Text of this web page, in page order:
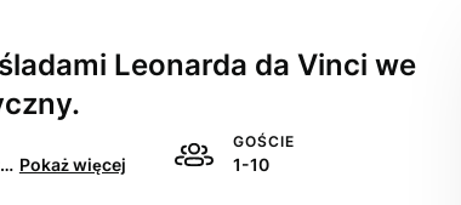
Leonarda da Vinci we
Angielski, Francuski, Włoski, Hiszpański Pokaż więcej
GOŚCIE
1-10